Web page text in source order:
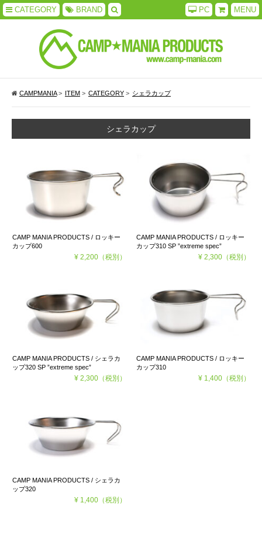
CATEGORY BRAND MENU
PC
CAMPMANIA> ITEM > CATEGORY > シェラカップ
シェラカップ
CAMP MANIA PRODUCTS / ロッキー
カップ600
¥ 2,200（税別）
CAMP MANIA PRODUCTS / ロッキー
カップ310 SP ”extreme spec”
¥ 2,300（税別）
CAMP MANIA PRODUCTS / シェラカ
ップ320 SP ”extreme spec”
¥ 2,300（税別）
CAMP MANIA PRODUCTS / ロッキー
カップ310
¥ 1,400（税別）
CAMP MANIA PRODUCTS / シェラカ
ップ320
¥ 1,400（税別）